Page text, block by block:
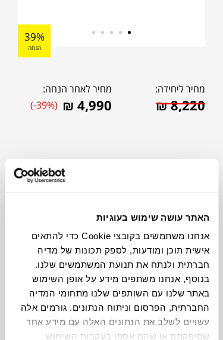
האתר עושה שימוש בעוגיות
אנחנו משתמשים בקובצי Cookie כדי להתאים
אישית תוכן ומודעות, לספק תכונות של מדיה
חברתית ולנתח את תנועת המשתמשים שלנו.
בנוסף, אנחנו משתפים מידע על אופן השימוש
באתר שלנו עם השותפים שלנו מתחומי המדיה
החברתית, הפרסום וניתוח הנתונים. גורמים אלה
עשויים לשלב את הנתונים האלה עם מידע אחר
שסיפקתם או שהם אספו בעקבות השימוש
39%
הנחה
מחיר ליחידה:
₪8,220
מחיר לאחר הנחה:
₪ 4,990
(-39%)
להדמיית AI Design
תוכלו למצוא אותי ב: